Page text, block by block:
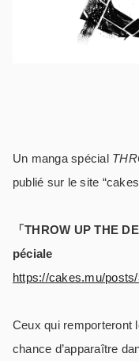
Un manga spécial
publié sur le site
「THROW UP THE
péciale
https://cakes.mu/
Ceux qui remporteront
chance d’apparaître